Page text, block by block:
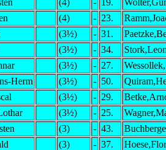
(4) - 23.
(3½) - 31.
(3½) - 34.
(3½) - 27.
Herm (3½) - 50.
(3½) - 29.
(3½) - 25.
(3) - 43.
(3) - 37.